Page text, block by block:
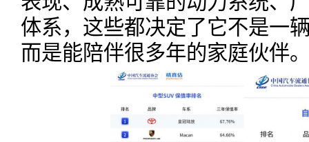
体系，这些都决定了它不是一
而是能陪伴很多年的家庭伙伴